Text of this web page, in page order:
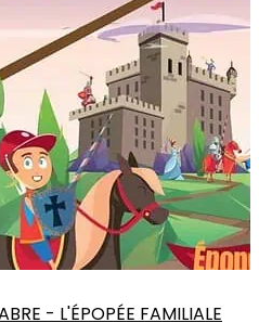
- L'ÉPOPÉE FAMILIALE